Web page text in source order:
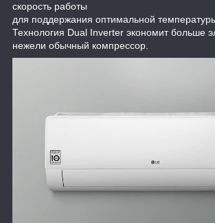
скорость работы
для поддержания оптимальной
Технология Dual Inverter экономит больше
нежели обычный компрессор.